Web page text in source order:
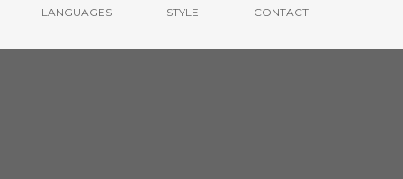
LANGUAGES STYLE CONTACT